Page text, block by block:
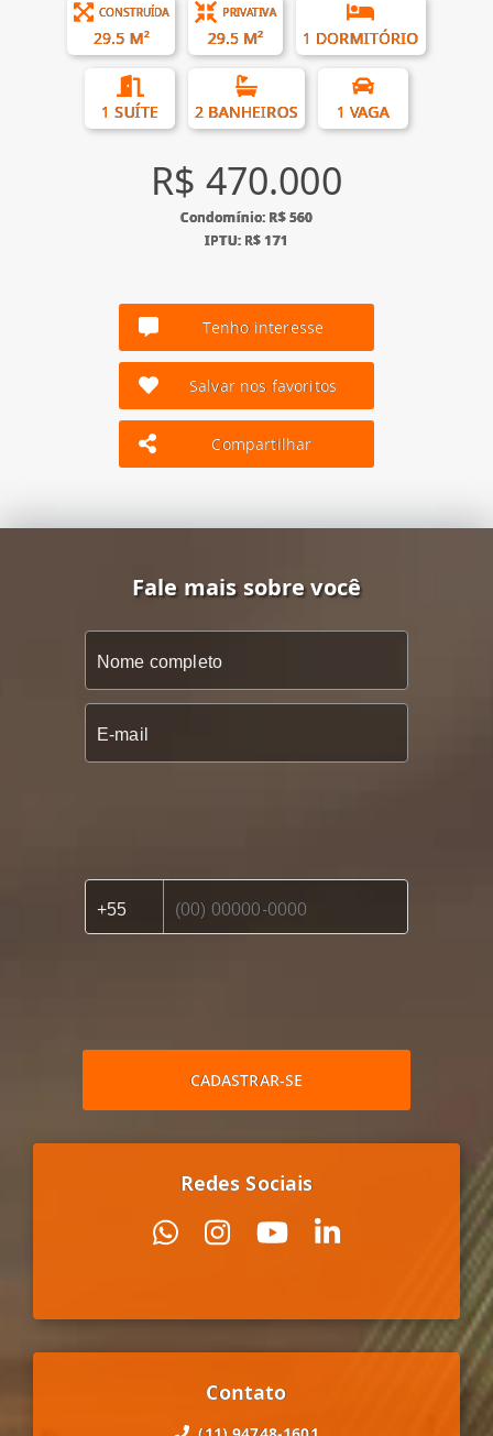
CONSTRUÍDA
29.5 M²
PRIVATIVA
29.5 M² 1 DORMITÓRIO
1 SUÍTE 2 BANHEIROS 1 VAGA
R$ 470.000
Condomínio: R$ 560
IPTU: R$ 171
Tenho interesse
Salvar nos favoritos
Compartilhar
Fale mais sobre você
CADASTRAR-SE
Redes Sociais
Contato